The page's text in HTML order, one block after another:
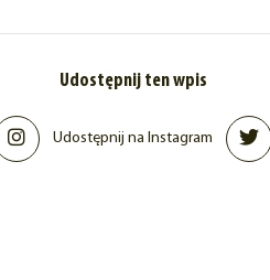
Udostępnij ten wpis
Udostępnij na Instagram